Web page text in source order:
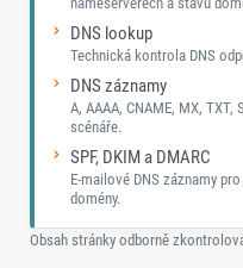
DNS lookup
Technická kontrola DNS
DNS záznamy
A, AAAA, CNAME, MX, TXT,
scénáře.
SPF, DKIM a DMARC
E-mailové DNS záznamy
domény.
Obsah stránky odborně